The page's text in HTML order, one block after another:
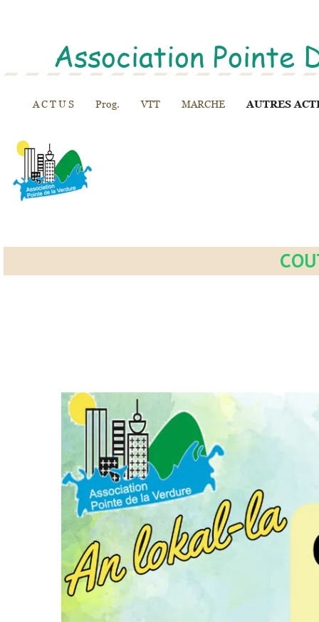
Association Pointe
A C T U S Prog. VTT MARCHE AUTRES